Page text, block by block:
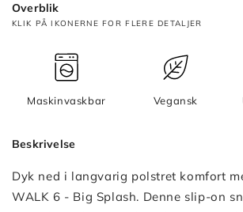
Overblik
KLIK PÅ IKONERNE FOR FLERE DETALJER
Maskinvaskbar Vegansk
Beskrivelse
Dyk ned i langvarig polstret komfort
WALK 6 - Big Splash. Denne slip-on